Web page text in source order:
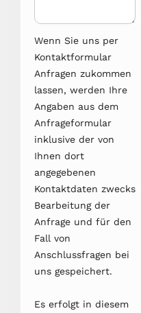
Wenn Sie uns per
Kontaktformular
Anfragen zukommen
lassen, werden Ihre
Angaben aus dem
Anfrageformular
inklusive der von
Ihnen dort
angegebenen
Kontaktdaten zwecks
Bearbeitung der
Anfrage und für den
Fall von
Anschlussfragen bei
uns gespeichert.
Es erfolgt in diesem